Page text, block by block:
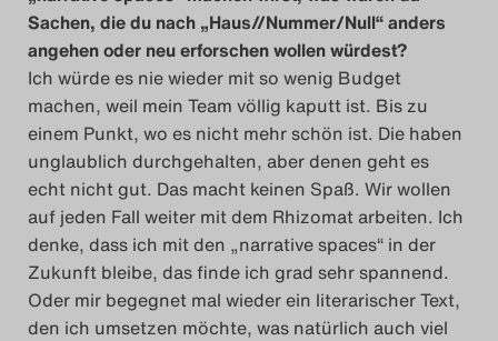
Sachen, die du nach „Haus//Nummer/Null“ anders
angehen oder neu erforschen wollen würdest?
Ich würde es nie wieder mit so wenig Budget
machen, weil mein Team völlig kaputt ist. Bis zu
einem Punkt, wo es nicht mehr schön ist. Die haben
unglaublich durchgehalten, aber denen geht es
echt nicht gut. Das macht keinen Spaß. Wir wollen
auf jeden Fall weiter mit dem Rhizomat arbeiten. Ich
denke, dass ich mit den „narrative spaces“ in der
Zukunft bleibe, das finde ich grad sehr spannend.
Oder mir begegnet mal wieder ein literarischer Text,
den ich umsetzen möchte, was natürlich auch viel